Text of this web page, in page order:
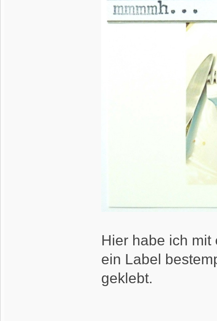
Hier habe ich
ein Label
geklebt.